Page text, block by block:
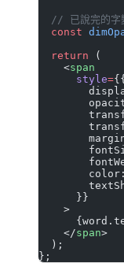
// 已說完的字
  const
  return
(
    <
span
      style
={{
      }}
    >
    </
span>
  );
};